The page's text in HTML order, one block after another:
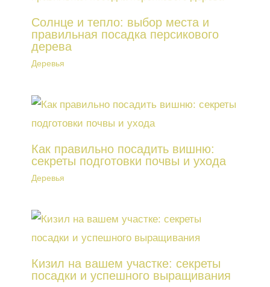
Солнце и тепло: выбор места и
правильная посадка персикового
дерева
Деревья
Как правильно посадить вишню:
секреты подготовки почвы и ухода
Деревья
Кизил на вашем участке: секреты
посадки и успешного выращивания